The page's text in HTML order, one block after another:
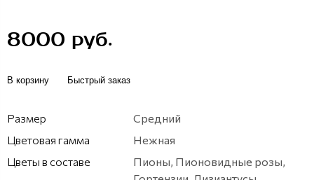
8000 руб.
В корзину Быстрый заказ
Размер
Средний
Цветовая гамма
Нежная
Цветы в составе
Пионы, Пионовидные розы,